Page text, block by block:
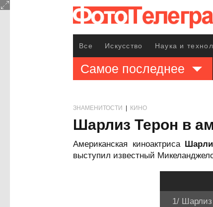
Все Искусство Наука и
Самое последнее
ЗНАМЕНИТОСТИ КИНО
Шарлиз Терон в
Американская киноактриса
выступил известный
1/